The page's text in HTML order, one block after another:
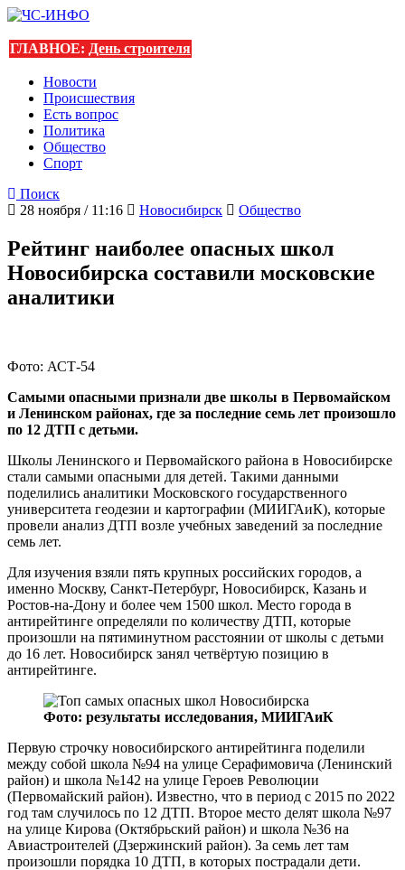
ГЛАВНОЕ: День строителя
Новости
Происшествия
Есть вопрос
Политика
Общество
Спорт
Поиск
28 ноября / 11:16
Новосибирск Общество
Рейтинг наиболее опасных школ
Новосибирска составили московские
аналитики
Фото: АСТ-54
Самыми опасными признали две школы в Первомайском
и Ленинском районах, где за последние семь лет произошло
по 12 ДТП с детьми.
Школы Ленинского и Первомайского района в Новосибирске
стали самыми опасными для детей. Такими данными
поделились аналитики Московского государственного
университета геодезии и картографии (МИИГАиК), которые
провели анализ ДТП возле учебных заведений за последние
семь лет.
Для изучения взяли пять крупных российских городов, а
именно Москву, Санкт-Петербург, Новосибирск, Казань и
Ростов-на-Дону и более чем 1500 школ. Место города в
антирейтинге определяли по количеству ДТП, которые
произошли на пятиминутном расстоянии от школы с детьми
до 16 лет. Новосибирск занял четвёртую позицию в
антирейтинге.
Фото: результаты исследования, МИИГАиК
Первую строчку новосибирского антирейтинга поделили
между собой школа №94 на улице Серафимовича (Ленинский
район) и школа №142 на улице Героев Революции
(Первомайский район). Известно, что в период с 2015 по 2022
год там случилось по 12 ДТП. Второе место делят школа №97
на улице Кирова (Октябрьский район) и школа №36 на
Авиастроителей (Дзержинский район). За семь лет там
произошли порядка 10 ДТП, в которых пострадали дети.